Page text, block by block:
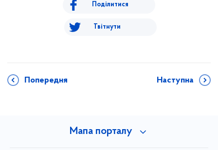
Поділитися
Твітнути
Попередня Наступна
Мапа порталу